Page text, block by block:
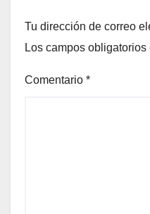
Tu dirección de correo
Los campos
Comentario *